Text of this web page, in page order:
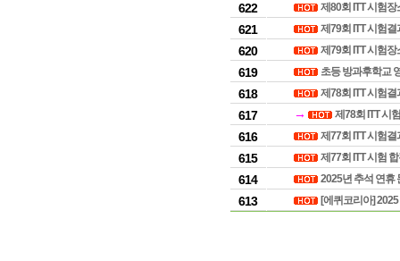
622 제80회 ITT 시험
621 제79회 ITT 시험
620 제79회 ITT 시험
619 초등 방과후학교
618 제78회 ITT 시험
617 → 제78회 ITT 시
616 제77회 ITT 시험
615 제77회 ITT 시험
614 2025년 추석 연휴
613 [에퀴코리아]